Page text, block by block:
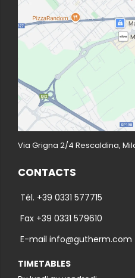
Via Grigna 2/4 Rescaldina,
CONTACTS
Tél. +39 0331 577715
Fax +39 0331 579610
E-mail info@gutherm.com
TIMETABLES